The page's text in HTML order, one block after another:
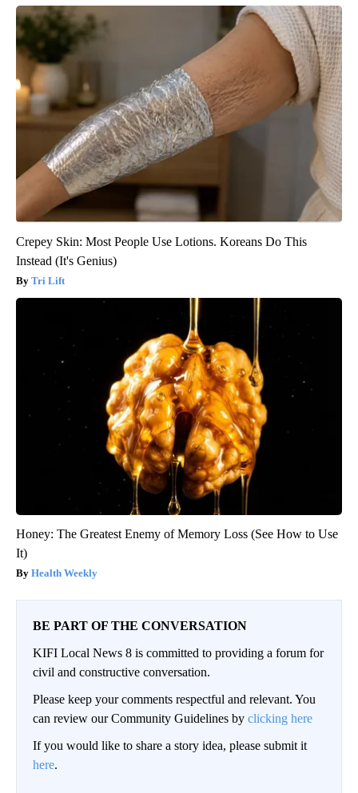
Crepey Skin: Most People Use Lotions. Koreans Do This
Instead (It's Genius)
Tri Lift
Honey: The Greatest Enemy of Memory Loss (See How to Use
It)
Health Weekly
BE PART OF THE CONVERSATION
KIFI Local News 8 is committed to providing a forum for
civil and constructive conversation.
Please keep your comments respectful and relevant. You
can review our Community Guidelines by clicking here
If you would like to share a story idea, please submit it
here.